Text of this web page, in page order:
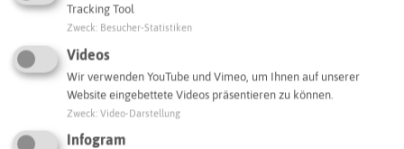
Tracking Tool
Zweck Besucher-Statistiken
Videos
Wir verwenden YouTube und Vimeo, um Ihnen auf unserer
Website eingebettete Videos präsentieren zu können.
Zweck Video-Darstellung
Infogram